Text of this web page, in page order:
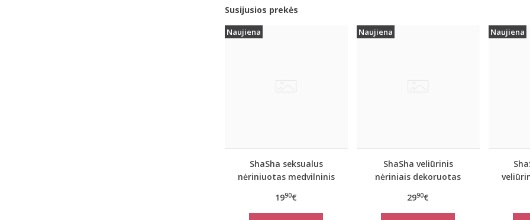
Susijusios prekės
Naujiena
ShaSha seksualus
nėriniuotas medvilninis
komplektas ANNE
1990€
Naujiena
ShaSha veliūrinis
nėriniais dekoruotas
MIMOSA
2990€
Naujiena